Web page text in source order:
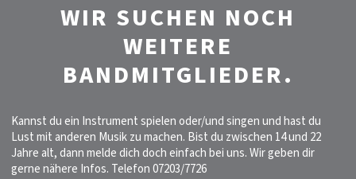
WIR SUCHEN NOCH
WEITERE
BANDMITGLIEDER.
Kannst du ein Instrument spielen oder/und singen und hast du
Lust mit anderen Musik zu machen. Bist du zwischen 14 und 22
Jahre alt, dann melde dich doch einfach bei uns. Wir geben dir
gerne nähere Infos. Telefon 07203/7726